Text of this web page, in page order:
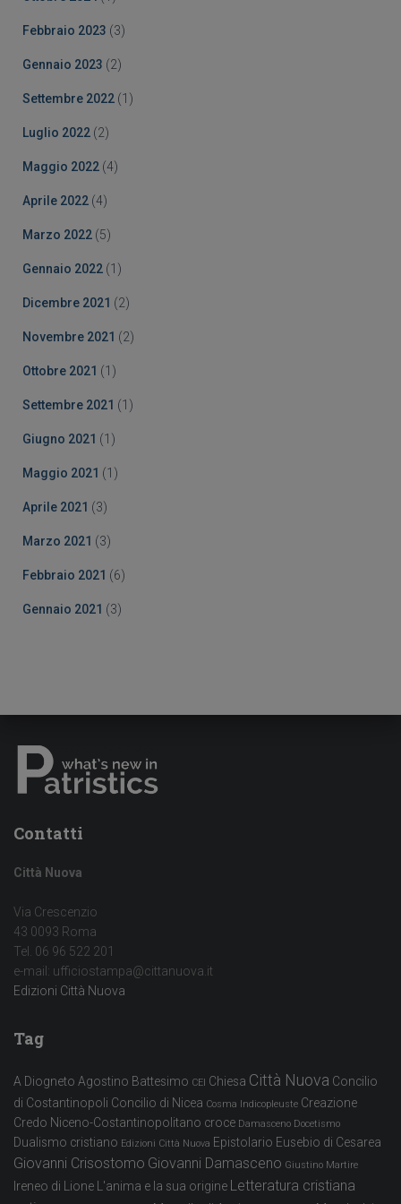
Febbraio 2023 (3)
Gennaio 2023 (2)
Settembre 2022 (1)
Luglio 2022 (2)
Maggio 2022 (4)
Aprile 2022 (4)
Marzo 2022 (5)
Gennaio 2022 (1)
Dicembre 2021 (2)
Novembre 2021 (2)
Ottobre 2021 (1)
Settembre 2021 (1)
Giugno 2021 (1)
Maggio 2021 (1)
Aprile 2021 (3)
Marzo 2021 (3)
Febbraio 2021 (6)
Gennaio 2021 (3)
Contatti
Città Nuova
Via Crescenzio
43 0093 Roma
Tel. 06 96 522 201
e-mail: ufficiostampa@cittanuova.it
Edizioni Città Nuova
Tag
A Diogneto Agostino Battesimo CEI Chiesa Città Nuova Concilio
di Costantinopoli Concilio di Nicea Cosma Indicopleuste Creazione
Credo Niceno-Costantinopolitano croce Damasceno Docetismo
Dualismo cristiano Edizioni Città Nuova Epistolario Eusebio di Cesarea
Giovanni Crisostomo Giovanni Damasceno Giustino Martire
Ireneo di Lione L'anima e la sua origine Letteratura cristiana